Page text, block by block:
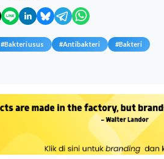
#Bakteriusus #Antibakteri #Bakteri